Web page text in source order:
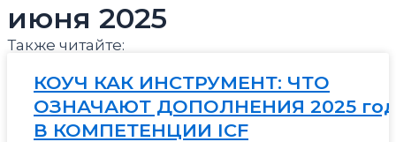
июня 2025
Также читайте:
КОУЧ КАК ИНСТРУМЕНТ: ЧТО
ОЗНАЧАЮТ ДОПОЛНЕНИЯ 2025
В КОМПЕТЕНЦИИ ICF